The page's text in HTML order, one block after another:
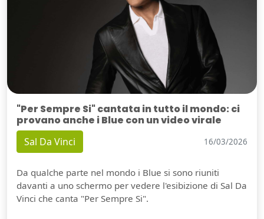
"Per Sempre Si" cantata in tutto il mondo: ci
provano anche i Blue con un video virale
Sal Da Vinci 16/03/2026
Da qualche parte nel mondo i Blue si sono riuniti
davanti a uno schermo per vedere l'esibizione di Sal Da
Vinci che canta "Per Sempre Si".